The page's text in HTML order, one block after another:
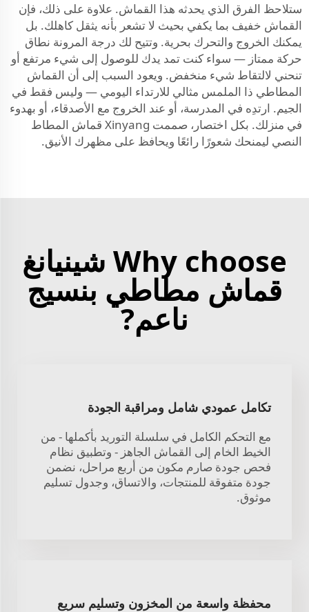
ستلاحظ الفرق الذي يحدثه هذا القماش. علاوة على ذلك، فإن
القماش خفيف بما يكفي بحيث لا تشعر بأنه يثقل كاهلك. بل
يمكنك الخروج والتحرك بحرية. وتتيح لك درجة المرونة نطاق
حركة ممتاز — سواء كنت تمد يدك للوصول إلى شيء مرتفع أو
تنحني لالتقاط شيء منخفض. ويعود السبب إلى أن القماش
المطاطي ذا الملمس مثالي للارتداء اليومي — وليس فقط في
الجيم. ارتدِه في المدرسة، أو عند الخروج مع الأصدقاء، أو بهدوء
في منزلك. بكل اختصار، صممت Xinyang قماش المطاط
النصي ليمنحك شعورًا رائعًا ويحافظ على مظهرك الأنيق.
Why choose شينيانغ
قماش مطاطي بنسيج
ناعم?
تكامل عمودي شامل ومراقبة الجودة
مع التحكم الكامل في سلسلة التوريد بأكملها - من
الخيط الخام إلى القماش الجاهز - وتطبيق نظام
فحص جودة صارم مكون من أربع مراحل، نضمن
جودة متفوقة للمنتجات، والاتساق، وجدول تسليم
موثوق.
محفظة واسعة من المخزون وتسليم سريع